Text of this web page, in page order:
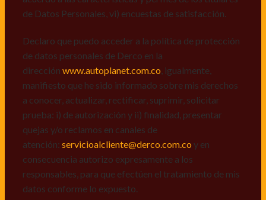
atención: servicioalcliente@derco.com.coy en
responsables, para que efectúen el tratamiento de mis
datos conforme lo expuesto.
de Datos Personales, vi) encuestas de satisfacción.
Declaro que puedo acceder a la política de protección
de datos personales de Derco en la
dirección www.autoplanet.com.co , igualmente,
manifiesto que he sido informado sobre mis derechos
a conocer, actualizar, rectificar, suprimir, solicitar
prueba: i) de autorización y ii) finalidad, presentar
quejas y/o reclamos en canales de
atención: servicioalcliente@derco.com.co y en
consecuencia autorizo expresamente a los
responsables, para que efectúen el tratamiento de mis
datos conforme lo expuesto.